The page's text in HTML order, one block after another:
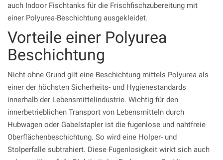
auch Indoor Fischtanks für die Frischfischzubereitung mit
einer Polyurea-Beschichtung ausgekleidet.
Vorteile einer Polyurea
Beschichtung
Nicht ohne Grund gilt eine Beschichtung mittels Polyurea als
einer der höchsten Sicherheits- und Hygienestandards
innerhalb der Lebensmittelindustrie. Wichtig für den
innerbetrieblichen Transport von Lebensmitteln durch
Hubwagen oder Gabelstapler ist die fugenlose und nahtfreie
Oberflächenbeschichtung. So wird eine Holper- und
Stolperfalle subtrahiert. Diese Fugenlosigkeit wirkt sich auch